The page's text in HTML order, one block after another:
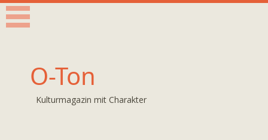
O-Ton
Kulturmagazin mit Charakter